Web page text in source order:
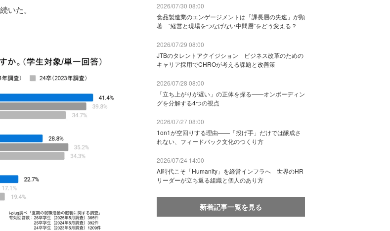
いた。
2026/07/30 08:00
食品製造業のエンゲージメントは「課長層の失速」が顕
著 “経営と現場をつなげない中間層”をどう変える？
2026/07/29 08:00
JTBのタレントアクイジション ビジネス改革のための
キャリア採用でCHROが考える課題と改善策
2026/07/28 08:00
「立ち上がりが遅い」の正体を探る——オンボーディン
グを分解する4つの視点
2026/07/27 08:00
1on1が空回りする理由——「投げ手」だけでは醸成さ
れない、フィードバック文化のつくり方
2026/07/24 14:00
AI時代こそ「Humanity」を経営インフラへ 世界のHR
リーダーが立ち返る組織と個人のあり方
新着記事一覧を見る